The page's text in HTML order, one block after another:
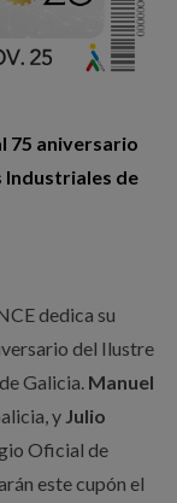
75 aniversario
Industriales de
dedica su
del Ilustre
Galicia. Manuel
y Julio
Oficial de
este cupón el